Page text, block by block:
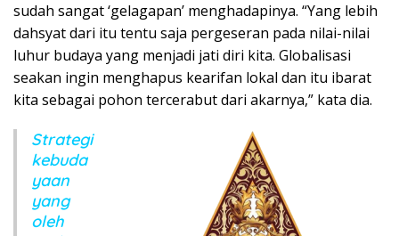
sudah sangat ‘gelagapan’ menghadapinya. “Yang lebih
dahsyat dari itu tentu saja pergeseran pada nilai-nilai
luhur budaya yang menjadi jati diri kita. Globalisasi
seakan ingin menghapus kearifan lokal dan itu ibarat
kita sebagai pohon tercerabut dari akarnya,” kata dia.
Strategi
kebuda
yaan
yang
oleh